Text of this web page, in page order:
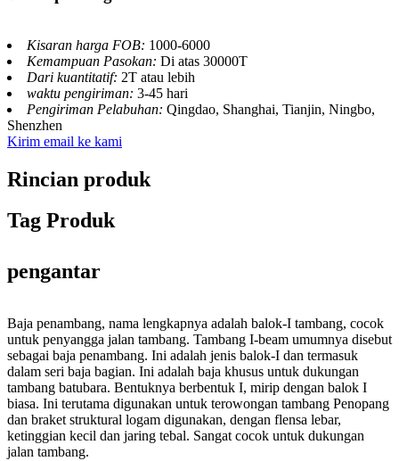
Kisaran harga FOB: 1000-6000
Kemampuan Pasokan: Di atas 30000T
Dari kuantitatif: 2T atau lebih
waktu pengiriman: 3-45 hari
Pengiriman Pelabuhan: Qingdao, Shanghai, Tianjin, Ningbo,
Shenzhen
Kirim email ke kami
Rincian produk
Tag Produk
pengantar
Baja penambang, nama lengkapnya adalah balok-I tambang, cocok
untuk penyangga jalan tambang. Tambang I-beam umumnya disebut
sebagai baja penambang. Ini adalah jenis balok-I dan termasuk
dalam seri baja bagian. Ini adalah baja khusus untuk dukungan
tambang batubara. Bentuknya berbentuk I, mirip dengan balok I
biasa. Ini terutama digunakan untuk terowongan tambang Penopang
dan braket struktural logam digunakan, dengan flensa lebar,
ketinggian kecil dan jaring tebal. Sangat cocok untuk dukungan
jalan tambang.